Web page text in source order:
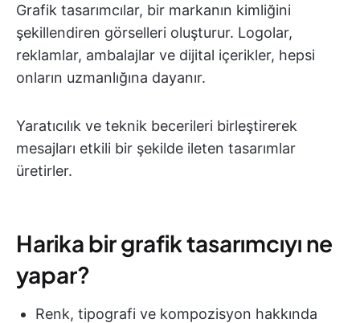
Grafik tasarımcılar, bir markanın kimliğini
şekillendiren görselleri oluşturur. Logolar,
reklamlar, ambalajlar ve dijital içerikler, hepsi
onların uzmanlığına dayanır.
Yaratıcılık ve teknik becerileri birleştirerek
mesajları etkili bir şekilde ileten tasarımlar
üretirler.
Harika bir grafik tasarımcıyı ne
yapar?
Renk, tipografi ve kompozisyon hakkında